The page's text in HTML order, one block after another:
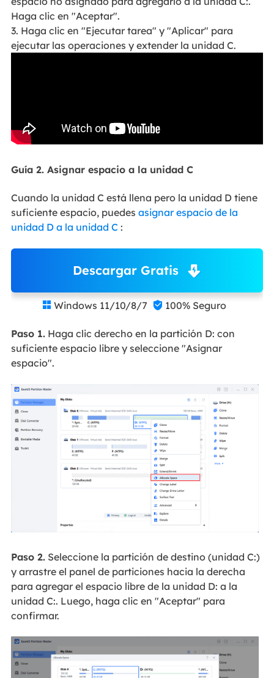
Haga clic en "Aceptar".
3. Haga clic en "Ejecutar tarea" y "Aplicar" para
ejecutar las operaciones y extender la unidad C.
Guía 2. Asignar espacio a la unidad C
Cuando la unidad C está llena pero la unidad D tiene
suficiente espacio, puedes asignar espacio de la
unidad D a la unidad C :
Descargar Gratis
 Windows 11/10/8/7  100% Seguro
Paso 1.Haga clic derecho en la partición D: con
suficiente espacio libre y seleccione "Asignar
espacio".
Paso 2.Seleccione la partición de destino (unidad C:)
y arrastre el panel de particiones hacia la derecha
para agregar el espacio libre de la unidad D: a la
unidad C:. Luego, haga clic en "Aceptar" para
confirmar.